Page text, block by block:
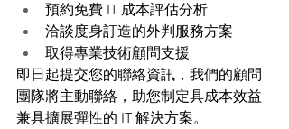
預約免費 IT 成本評估分析
洽談度身訂造的外判服務方案
取得專業技術顧問支援
即日起提交您的聯絡資訊，我們的顧問
團隊將主動聯絡，助您制定具成本效益
兼具擴展彈性的 IT 解決方案。